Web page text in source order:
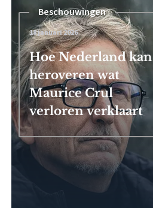
Beschouwingen
18 januari 2026
Hoe Nederland kan
heroveren wat
Maurice Crul
verloren verklaart
Brussel dwingt